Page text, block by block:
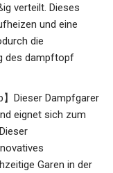
verteilt. Dieses
und eine
die
des dampftopf
】Dieser Dampfgarer
eignet sich zum
Garen in der